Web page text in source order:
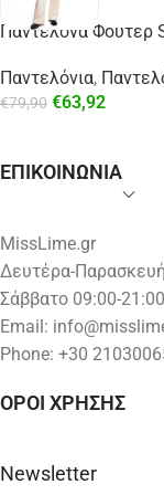
Παντελόνα Φουτερ
Παντελόνια,
€79,90 €63,92
ΕΠΙΚΟΙΝΩΝΙΑ
MissLime.gr
Δευτέρα-
Σάββατο 09:00-
Email:
Phone: +30
ΟΡΟΙ ΧΡΗΣΗΣ
Newsletter